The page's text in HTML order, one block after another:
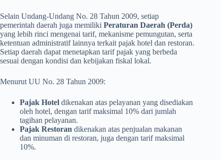
Selain Undang-Undang No. 28 Tahun 2009, setiap
pemerintah daerah juga memiliki Peraturan Daerah (Perda)
yang lebih rinci mengenai tarif, mekanisme pemungutan, serta
ketentuan administratif lainnya terkait pajak hotel dan restoran.
Setiap daerah dapat menetapkan tarif pajak yang berbeda
sesuai dengan kondisi dan kebijakan fiskal lokal.
Menurut UU No. 28 Tahun 2009:
Pajak Hotel dikenakan atas pelayanan yang disediakan
oleh hotel, dengan tarif maksimal 10% dari jumlah
tagihan pelayanan.
Pajak Restoran dikenakan atas penjualan makanan
dan minuman di restoran, juga dengan tarif maksimal
10%.